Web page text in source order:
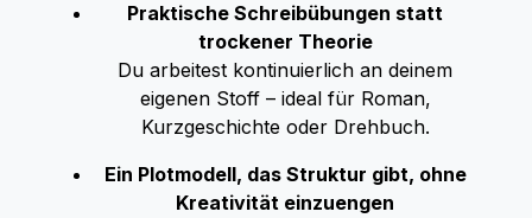
Praktische Schreibübungen statt
trockener Theorie
Du arbeitest kontinuierlich an deinem
eigenen Stoff – ideal für Roman,
Kurzgeschichte oder Drehbuch.
Ein Plotmodell, das Struktur gibt, ohne
Kreativität einzuengen